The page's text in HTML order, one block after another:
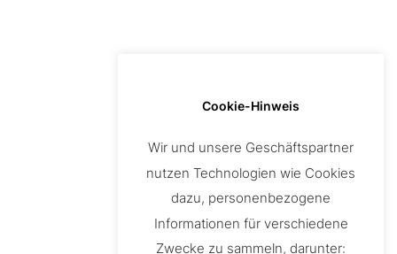
Mit freundlicher Genehmigung von
Cookie-Hinweis
Wir und unsere Geschäftspartner
nutzen Technologien wie Cookies
dazu, personenbezogene
Informationen für verschiedene
Zwecke zu sammeln, darunter: